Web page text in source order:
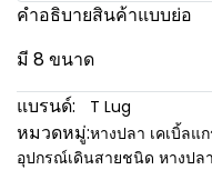
คำอธิบายสินค้าแบบย่อ
มี 8 ขนาด
แบรนด์:
T Lug
หมวดหมู่:หางปลา เคเบิ้ลแ
อุปกรณ์เดินสายชนิด หางปล